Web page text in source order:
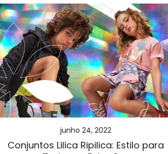
junho 24, 2022
Conjuntos Lilica Ripilica: Estilo para